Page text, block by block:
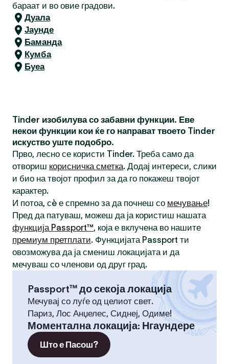
бараат и во овие градови.
Дуала
Јаунде
Баманда
Кумба
Буеа
Tinder изобилува со забавни функции. Еве
некои функции кои ќе го направат твоето Tinder
искуство уште подобро.
Прво, лесно се користи Tinder. Треба само да
отвориш корисничка сметка. Додај интереси, слики
и био на твојот профил за да го покажеш твојот
карактер.
И потоа, сè е спремно за да почнеш со мечување!
Пред да патуваш, можеш да ја користиш нашата
функција Passport™, која е вклучена во нашите
премиум претплати. Функцијата Passport ти
овозможува да ја смениш локацијата и да
мечуваш со членови од друг град.
Passport™ до секоја локација
Мечувај со луѓе од целиот свет.
Париз, Лос Анџелес, Сиднеј, Одиме!
Моментална локација: Нгаундере
Што е Пасош?